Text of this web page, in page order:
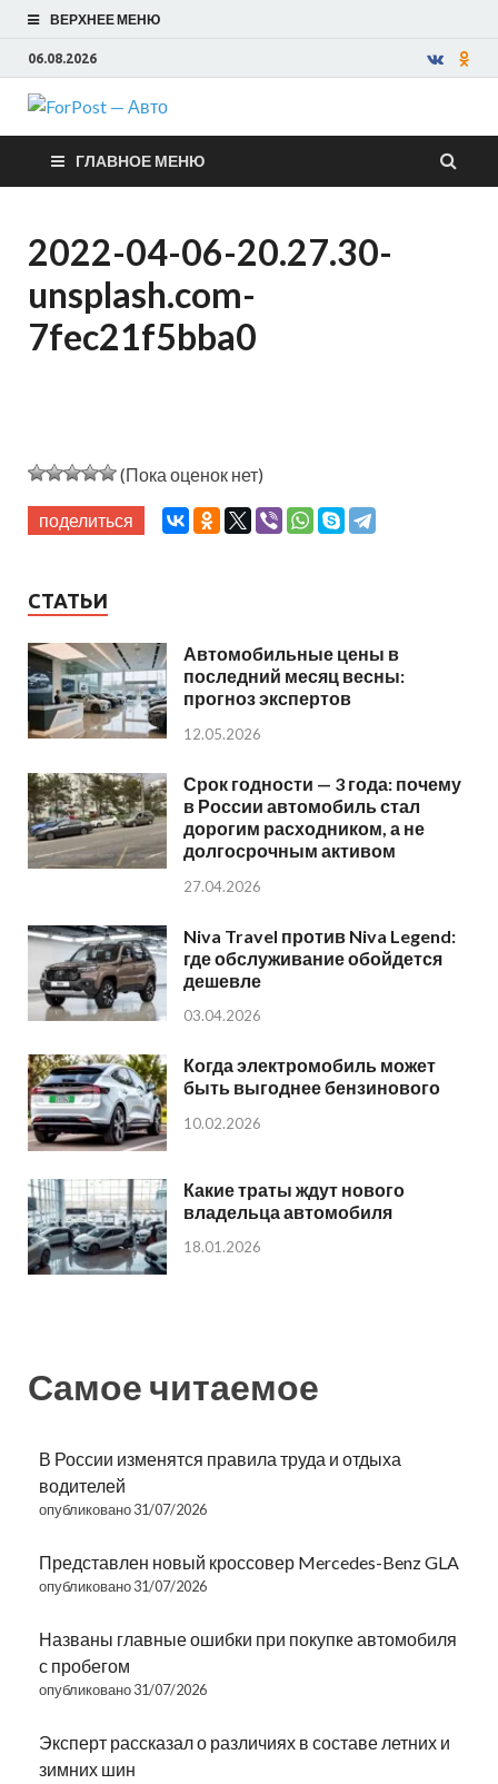
ВЕРХНЕЕ МЕНЮ
06.08.2026
ForPost —
Авто
ГЛАВНОЕ МЕНЮ
2022-04-06-20.27.30-
unsplash.com-
7fec21f5bba0
(Пока оценок нет)
поделиться
СТАТЬИ
Автомобильные цены в
последний месяц весны:
прогноз экспертов
12.05.2026
Срок годности — 3 года: почему
в России автомобиль стал
дорогим расходником, а не
долгосрочным активом
27.04.2026
Niva Travel против Niva Legend:
где обслуживание обойдется
дешевле
03.04.2026
Когда электромобиль может
быть выгоднее бензинового
10.02.2026
Какие траты ждут нового
владельца автомобиля
18.01.2026
Самое читаемое
В России изменятся правила труда и отдыха
водителей
опубликовано 31/07/2026
Представлен новый кроссовер Mercedes-Benz GLA
опубликовано 31/07/2026
Названы главные ошибки при покупке автомобиля
с пробегом
опубликовано 31/07/2026
Эксперт рассказал о различиях в составе летних и
зимних шин